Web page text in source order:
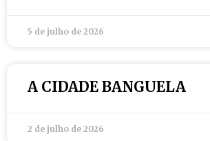
5 de julho de 2026
A CIDADE BANGUELA
2 de julho de 2026